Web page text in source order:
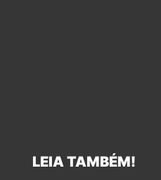
LEIA TAMBÉM!